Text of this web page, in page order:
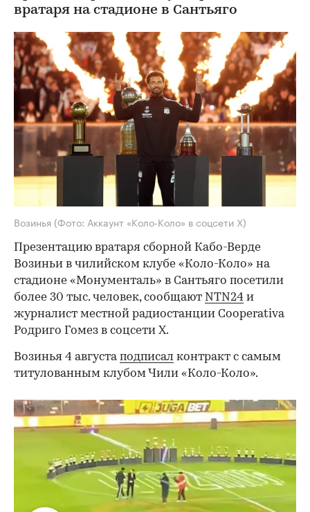
вратаря на стадионе в Сантьяго
Возинья (Фото: Аккаунт «Коло-Коло» в соцсети Х)
Презентацию вратаря сборной Кабо-Верде
Возиньи в чилийском клубе «Коло-Коло» на
стадионе «Монументаль» в Сантьяго посетили
более 30 тыс. человек, сообщают NTN24 и
журналист местной радиостанции Cooperativa
Родриго Гомез в соцсети Х.
Возинья 4 августаподписал контракт с самым
титулованным клубом Чили «Коло-Коло».